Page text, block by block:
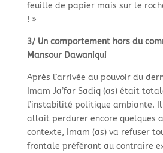
feuille de papier mais sur le
! »
3/ Un comportement hors du
Mansour Dawaniqui
Après l’arrivée au pouvoir du
Imam Ja’far Sadiq (as) était
l’instabilité politique ambiante.
allait perdurer encore quelques
contexte, Imam (as) va refuser
frontale préférant au contraire